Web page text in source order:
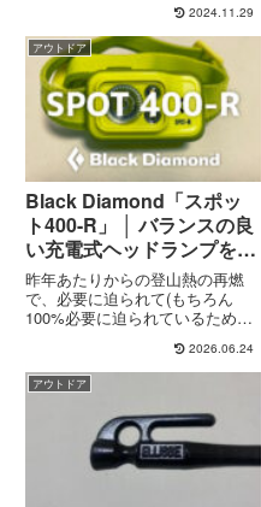
冬だった22-23シーズン。今とな
っては新雪を滑った記憶がほとん
どありません。従ってC...
2024.11.29
アウトドア
Black Diamond「スポッ
ト400-R」 │ バランスの良
い充電式ヘッドランプを解
説
昨年あたりからの登山熱の再燃
で、必要に迫られて(もちろん
100%必要に迫られているためな
いくなかで、まだ使えるという理
由で後回しにしていたのがヘッド
ランプ。いい加減ベルトはヨレヨ
レで、イマドキのLEDライトと
2026.06.24
アウトドア